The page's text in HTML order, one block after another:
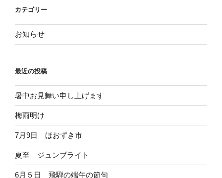
カテゴリー
お知らせ
最近の投稿
暑中お見舞い申し上げます
梅雨明け
7月9日 ほおずき市
夏至 ジュンブライト
6月５日 飛騨の端午の節句